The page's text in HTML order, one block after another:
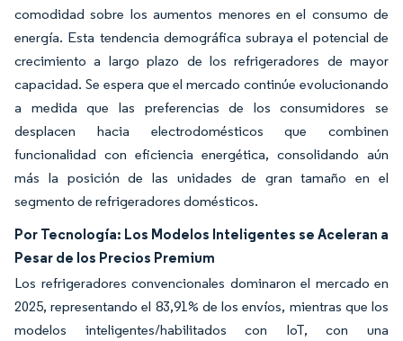
comodidad sobre los aumentos menores en el consumo de
energía. Esta tendencia demográfica subraya el potencial de
crecimiento a largo plazo de los refrigeradores de mayor
capacidad. Se espera que el mercado continúe evolucionando
a medida que las preferencias de los consumidores se
desplacen hacia electrodomésticos que combinen
funcionalidad con eficiencia energética, consolidando aún
más la posición de las unidades de gran tamaño en el
segmento de refrigeradores domésticos.
Por Tecnología: Los Modelos Inteligentes se Aceleran a
Pesar de los Precios Premium
Los refrigeradores convencionales dominaron el mercado en
2025, representando el 83,91% de los envíos, mientras que los
modelos inteligentes/habilitados con IoT, con una